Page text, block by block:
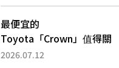
還推出467萬元日圓起的5
人座版...
最便宜的
Toyota「Crown」值得關
注！ 搭載4WD、每公升
2026.07.12